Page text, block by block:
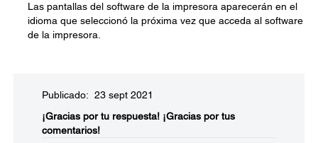
Las pantallas del software de la impresora aparecerán en el
idioma que seleccionó la próxima vez que acceda al software
de la impresora.
Publicado: 23 sept 2021
¡Gracias por tu respuesta! ¡Gracias por tus
comentarios!